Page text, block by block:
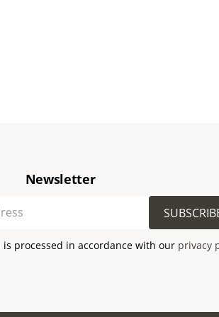
Newsletter
processed in accordance with our privacy